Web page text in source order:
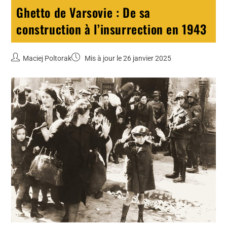
Ghetto de Varsovie : De sa
construction à l’insurrection en 1943
Maciej Poltorak Mis à jour le 26 janvier 2025